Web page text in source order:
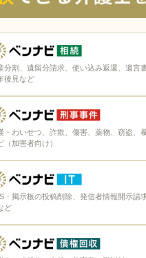
分割、遺留分請求、使い込み返還、遺言
後見など
・わいせつ、詐欺、傷害、薬物、窃盗、
（加害者向け）
・掲示板の投稿削除、発信者情報開示請
ど